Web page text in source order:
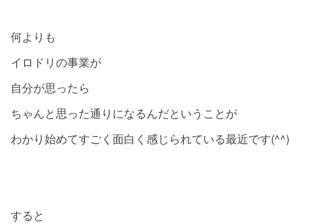
何よりも
イロドリの事業が
自分が思ったら
ちゃんと思った通りになるんだということが
わかり始めてすごく面白く感じられている最近です(^^)
すると